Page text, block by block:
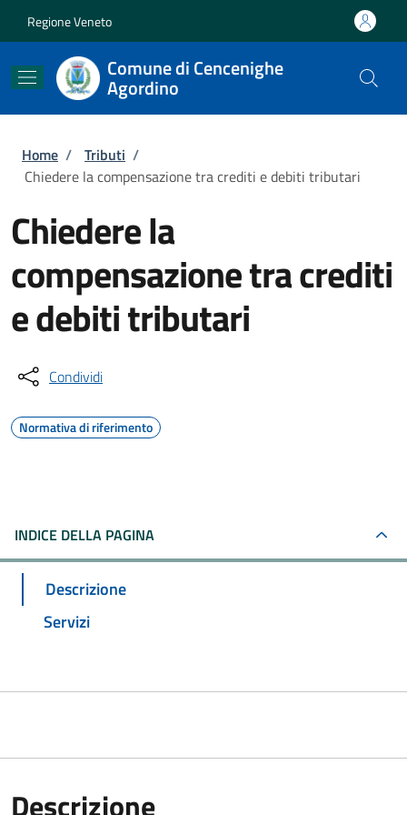
Regione Veneto
Comune di Cencenighe
Agordino
Briciole di pane
Home / Tributi /
Chiedere la compensazione tra crediti e debiti tributari
Chiedere la
compensazione tra crediti
e debiti tributari
Condividi
Normativa di riferimento
INDICE DELLA PAGINA
Descrizione
Servizi
Descrizione